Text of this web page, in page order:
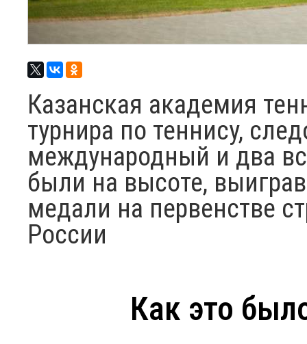
Казанская академия
турнира по теннису,
международный и два
были на высоте,
медали на первенстве
России
Как это